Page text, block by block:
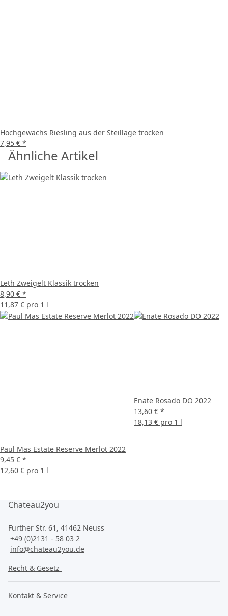
Hochgewächs Riesling aus der Steillage trocken
7,95 € *
Ähnliche Artikel
Leth Zweigelt Klassik trocken
8,90 € *
11,87 € pro 1 l
Paul Mas Estate Reserve Merlot 2022
9,45 € *
12,60 € pro 1 l
Enate Rosado DO 2022
13,60 € *
18,13 € pro 1 l
Chateau2you
Further Str. 61, 41462 Neuss
+49 (0)2131 - 58 03 2
info@chateau2you.de
Recht & Gesetz
Kontakt & Service